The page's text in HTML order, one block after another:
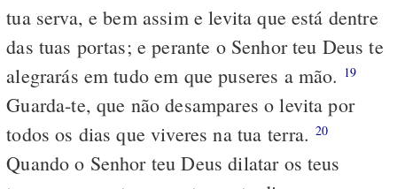
tua serva, e bem assim e levita que está dentre
das tuas portas; e perante o Senhor teu Deus te
alegrarás em tudo em que puseres a mão. 19
Guarda-te, que não desampares o levita por
todos os dias que viveres na tua terra. 20
Quando o Senhor teu Deus dilatar os teus